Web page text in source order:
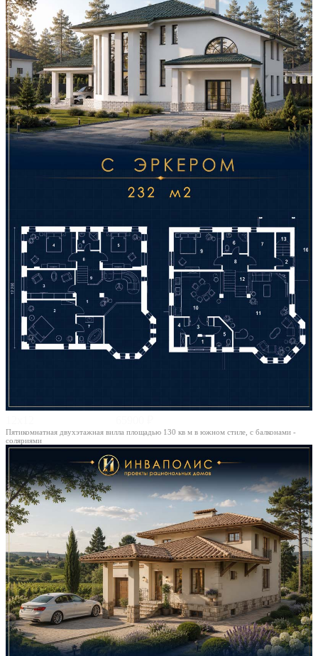
Пятикомнатная двухэтажная вилла площадью 130 кв м в южном стиле, с балконами -
соляриями